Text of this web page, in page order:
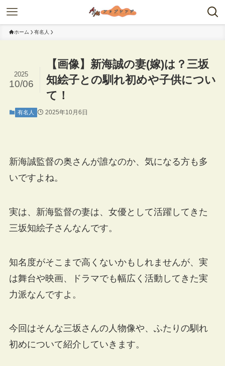
ホーム 有名人
【画像】新海誠の妻(嫁)は？三坂
知絵子との馴れ初めや子供につい
て！
2025
10/06
有名人 2025年10月6日
新海誠監督の奥さんが誰なのか、気になる方も多
いですよね。
実は、新海監督の妻は、女優として活躍してきた
三坂知絵子さんなんです。
知名度がそこまで高くないかもしれませんが、実
は舞台や映画、ドラマでも幅広く活動してきた実
力派なんですよ。
今回はそんな三坂さんの人物像や、ふたりの馴れ
初めについて紹介していきます。